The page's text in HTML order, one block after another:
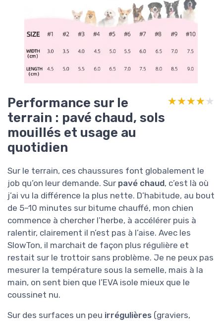
Performance sur le
terrain : pavé chaud, sols
mouillés et usage au
quotidien
★★★★★
★★★★★
Sur le terrain, ces chaussures font globalement le
job qu’on leur demande. Sur pavé chaud, c’est là où
j’ai vu la différence la plus nette. D’habitude, au bout
de 5–10 minutes sur bitume chauffé, mon chien
commence à chercher l’herbe, à accélérer puis à
ralentir, clairement il n’est pas à l’aise. Avec les
SlowTon, il marchait de façon plus régulière et
restait sur le trottoir sans problème. Je ne peux pas
mesurer la température sous la semelle, mais à la
main, on sent bien que l’EVA isole mieux que le
coussinet nu.
Sur des surfaces un peu irrégulières (graviers,